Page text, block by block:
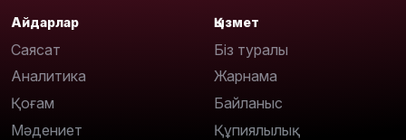
Айдарлар
Саясат
Аналитика
Қоғам
Мәдениет
Қызмет
Біз туралы
Жарнама
Байланыс
Құпиялылық